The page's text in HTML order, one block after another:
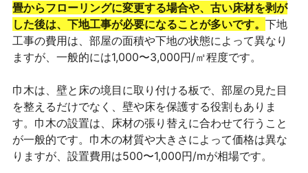
畳からフローリングに変更する場合や、古い床材を剥が
した後は、下地工事が必要になることが多いです。 下地
工事の費用は、部屋の面積や下地の状態によって異なり
ますが、一般的には1,000〜3,000円/㎡程度です。
巾木は、壁と床の境目に取り付ける板で、部屋の見た目
を整えるだけでなく、壁や床を保護する役割もありま
す。巾木の設置は、床材の張り替えに合わせて行うこと
が一般的です。巾木の材質や大きさによって価格は異な
りますが、設置費用は500〜1,000円/mが相場です。